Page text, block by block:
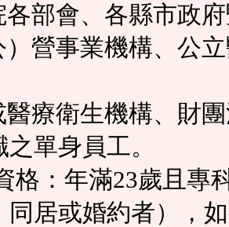
各部會、各縣市政
）營事業機構、公
醫療衛生機構、財
單身員工。
格：年滿23歲且專
同居或婚約者），